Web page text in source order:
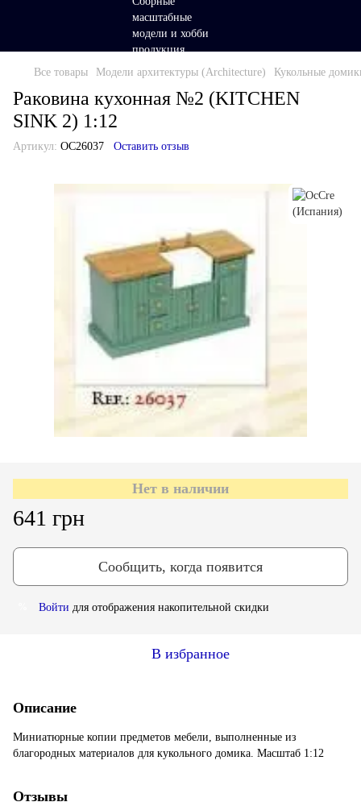
Все товары Модели архитектуры (Architecture) Кукольные
Раковина кухонная №2 (KITCHEN
SINK 2) 1:12
Артикул: OC26037 Оставить отзыв
Нет в наличии
641 грн
Сообщить, когда появится
Войти для отображения накопительной скидки
В избранное
Описание
Миниатюрные копии предметов мебели, выполненные из
благородных материалов для кукольного домика. Масштаб 1:12
Отзывы